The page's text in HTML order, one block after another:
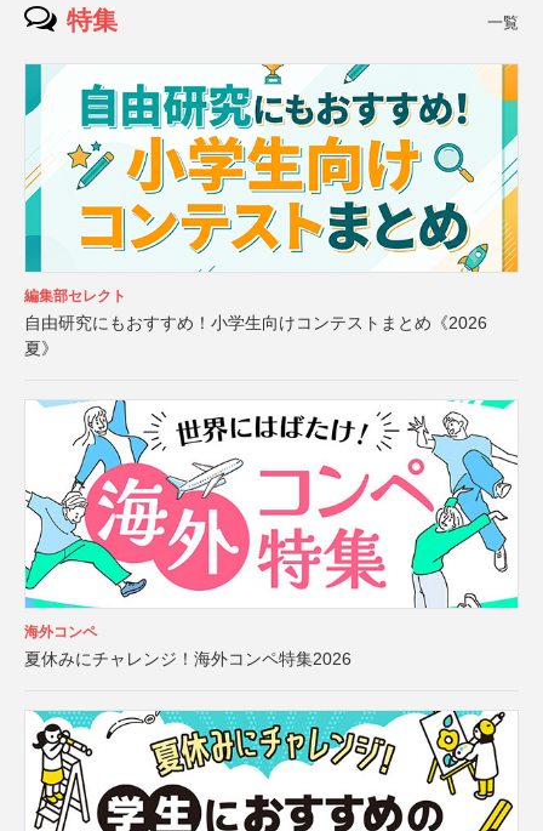
特集 一覧
編集部セレクト
自由研究にもおすすめ！小学生向けコンテストまとめ《2026
夏》
海外コンペ
夏休みにチャレンジ！海外コンペ特集2026